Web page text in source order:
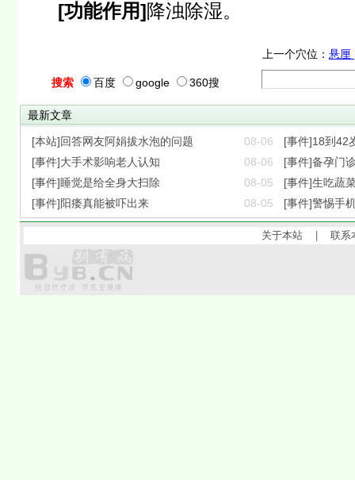
[功能作用]降浊除湿。
上一个穴位： 悬厘
搜索 百度 google 360搜
最新文章
[本站]回答网友阿娟拔水泡的问题 08-06
[事件]18到42
[事件]大手术影响老人认知
08-06
[事件]备孕门
[事件]睡觉是给全身大扫除
08-05
[事件]生吃蔬
[事件]阳痿真能被吓出来
08-05 [事件]警惕手
关于本站 |联系